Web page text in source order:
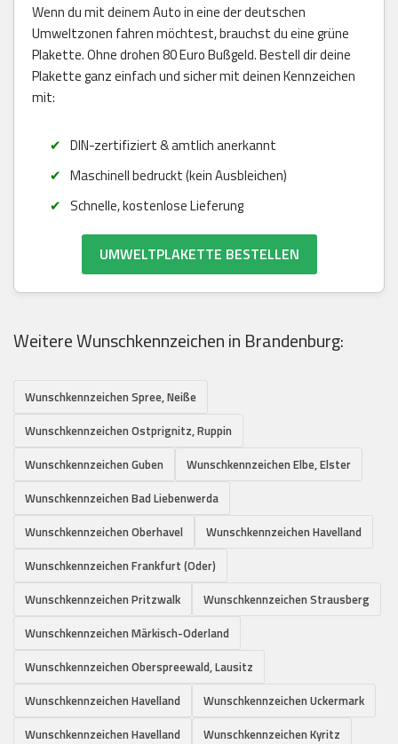
Wenn du mit deinem Auto in eine der deutschen
Umweltzonen fahren möchtest, brauchst du eine grüne
Plakette. Ohne drohen 80 Euro Bußgeld. Bestell dir deine
Plakette ganz einfach und sicher mit deinen Kennzeichen
mit:
DIN-zertifiziert & amtlich anerkannt
Maschinell bedruckt (kein Ausbleichen)
Schnelle, kostenlose Lieferung
UMWELTPLAKETTE BESTELLEN
Weitere Wunschkennzeichen in Brandenburg:
Wunschkennzeichen Spree, Neiße
Wunschkennzeichen Ostprignitz, Ruppin
Wunschkennzeichen Guben
Wunschkennzeichen Elbe, Elster
Wunschkennzeichen Bad Liebenwerda
Wunschkennzeichen Oberhavel
Wunschkennzeichen Havelland
Wunschkennzeichen Frankfurt (Oder)
Wunschkennzeichen Pritzwalk
Wunschkennzeichen Strausberg
Wunschkennzeichen Märkisch-Oderland
Wunschkennzeichen Oberspreewald, Lausitz
Wunschkennzeichen Havelland
Wunschkennzeichen Uckermark
Wunschkennzeichen Havelland
Wunschkennzeichen Kyritz